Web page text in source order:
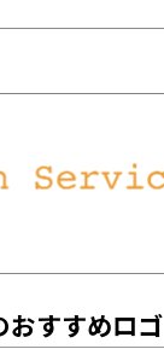
おすすめロゴ